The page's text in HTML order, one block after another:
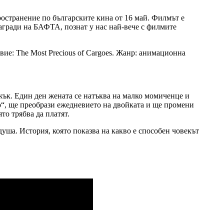
по българските кина от 16 май. Филмът е
на БАФТА, познат у нас най-вече с филмите
The Most Precious of Cargoes. Жанр: анимационна
Един ден жената се натъква на малко момиченце и
ще преобрази ежедневието на двойката и ще промени
трябва да платят.
История, която показва на какво е способен човекът